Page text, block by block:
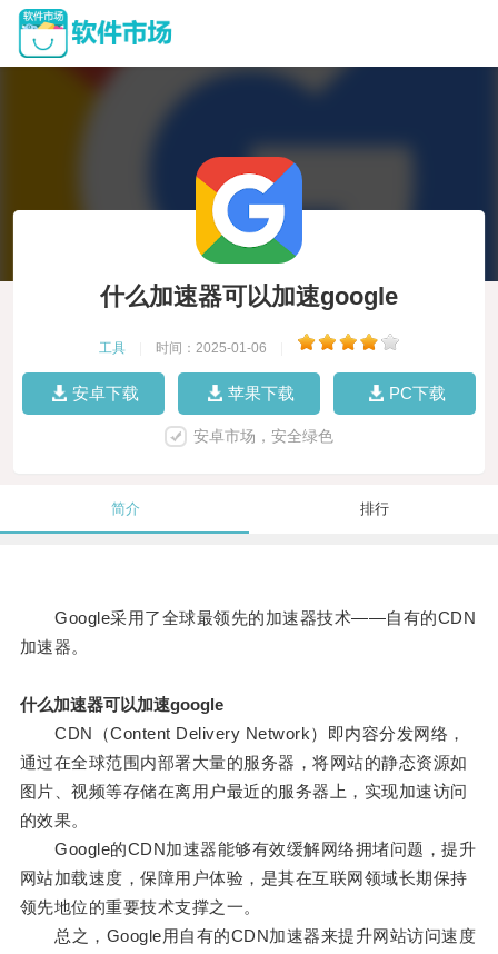
什么加速器可以加速google
工具 时间：2025-01-06
安卓下载 苹果下载 PC下载
安卓市场，安全绿色
简介 排行
Google采用了全球最领先的加速器技术——自有的CDN
加速器。
什么加速器可以加速google
CDN（Content Delivery Network）即内容分发网络，
通过在全球范围内部署大量的服务器，将网站的静态资源如
图片、视频等存储在离用户最近的服务器上，实现加速访问
的效果。
Google的CDN加速器能够有效缓解网络拥堵问题，提升
网站加载速度，保障用户体验，是其在互联网领域长期保持
领先地位的重要技术支撑之一。
总之，Google用自有的CDN加速器来提升网站访问速度